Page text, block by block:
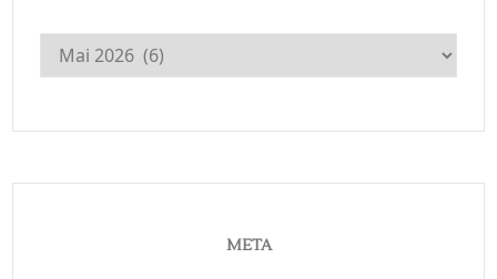
Archiv
META